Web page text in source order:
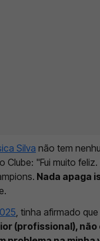
Silva não tem
"Fui muito
Nada apaga
, tinha afirmado
(profissional),